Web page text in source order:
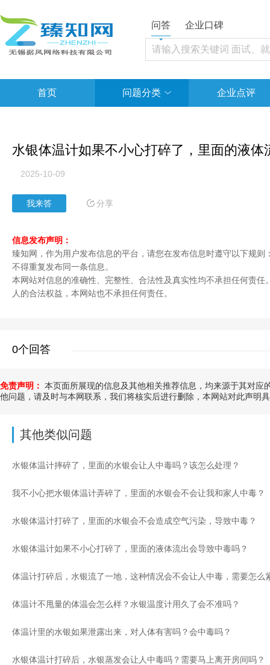
问答 企业口碑
首页 问题分类 企业点评
水银体温计如果不小心打碎了，里面的液体
2025-10-09
我来答 分享
信息发布声明：
臻知网，作为用户发布信息的平台，请您在发布信息时遵守以下规
不得重复发布同一条信息。
本网站对信息的准确性、完整性、合法性及真实性均不承担任何责任
人的合法权益，本网站也不承担任何责任。
0个回答
免责声明： 本页面所展现的信息及其他相关推荐信息，均来源于其对
他问题，请及时与本网联系，我们将核实后进行删除，本网站对此声明
其他类似问题
水银体温计摔碎了，里面的水银会让人中毒吗？该怎么处理？
我不小心把水银体温计弄碎了，里面的水银会不会让我和家人中毒？
水银体温计打碎了，里面的水银会不会造成空气污染，导致中毒？
水银体温计如果不小心打碎了，里面的液体流出会导致中毒吗？
体温计打碎后，水银流了一地，这种情况会不会让人中毒，需要怎么
体温计不甩量的体温会怎么样？水银温度计用久了会不准吗？
体温计里的水银如果泄露出来，对人体有害吗？会中毒吗？
水银体温计打碎后，水银蒸发会让人中毒吗？需要马上离开房间吗？